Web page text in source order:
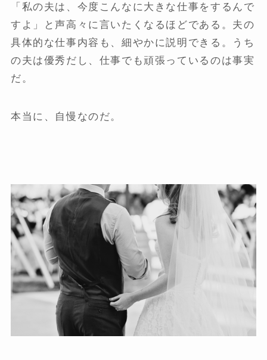
「私の夫は、今度こんなに大きな仕事をするんで
すよ」と声高々に言いたくなるほどである。夫の
具体的な仕事内容も、細やかに説明できる。うち
の夫は優秀だし、仕事でも頑張っているのは事実
だ。
本当に、自慢なのだ。